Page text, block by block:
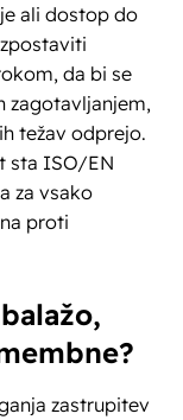
ali dostop do
da bi se
zagotavljanjem,
težav odprejo.
sta ISO/EN
za vsako
proti
zastrupitev